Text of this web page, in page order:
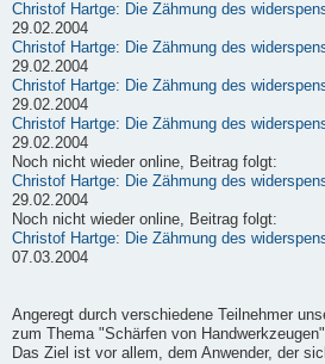
Christof Hartge: Die Zähmung des
29.02.2004
Christof Hartge: Die Zähmung des
29.02.2004
Christof Hartge: Die Zähmung des
29.02.2004
Christof Hartge: Die Zähmung des
29.02.2004
Noch nicht wieder online, Beitrag folgt:
Christof Hartge: Die Zähmung des
29.02.2004
Noch nicht wieder online, Beitrag folgt:
Christof Hartge: Die Zähmung des
07.03.2004
Angeregt durch verschiedene Teilnehmer
zum Thema "Schärfen von
Das Ziel ist vor allem, dem Anwender, der